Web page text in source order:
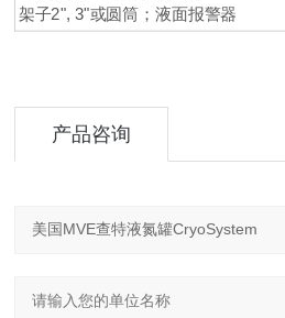
架子2", 3"或圆筒；液面报警器
产品咨询